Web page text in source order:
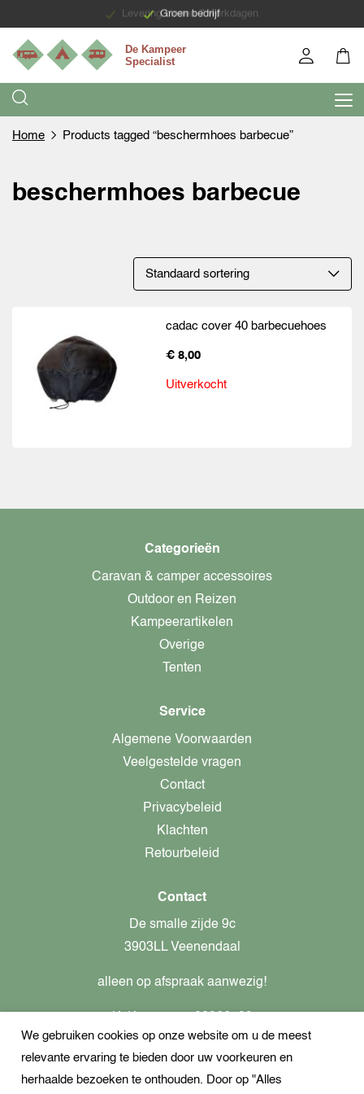
Groen bedrijf
Levering binnen 7 werkdagen
Home Products tagged “beschermhoes barbecue”
beschermhoes barbecue
cadac cover 40 barbecuehoes
€ 8,00
Uitverkocht
Categorieën
Caravan & camper accessoires
Outdoor en Reizen
Kampeerartikelen
Overige
Tenten
Service
Algemene Voorwaarden
Veelgestelde vragen
Contact
Privacybeleid
Klachten
Retourbeleid
Contact
De smalle zijde 9c
3903LL Veenendaal
alleen op afspraak aanwezig!
Btw-nummer: nl862437301B01
+31621944547
We gebruiken cookies op onze website om u de meest
relevante ervaring te bieden door uw voorkeuren en
herhaalde bezoeken te onthouden. Door op "Alles